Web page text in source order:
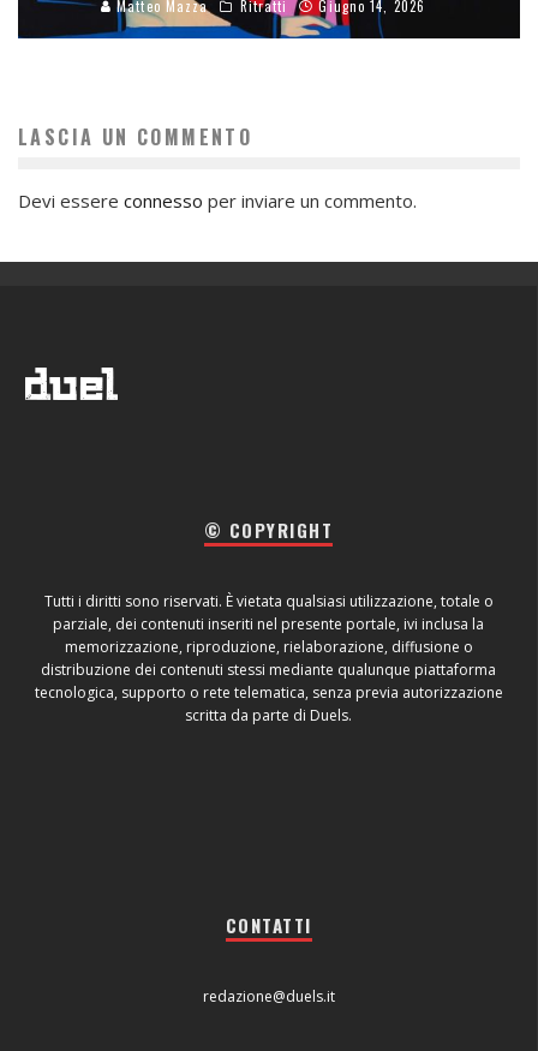
Matteo Mazza Ritratti Giugno 14, 2026
LASCIA UN COMMENTO
Devi essere connesso per inviare un commento.
© COPYRIGHT
Tutti i diritti sono riservati. È vietata qualsiasi utilizzazione, totale o
parziale, dei contenuti inseriti nel presente portale, ivi inclusa la
memorizzazione, riproduzione, rielaborazione, diffusione o
distribuzione dei contenuti stessi mediante qualunque piattaforma
tecnologica, supporto o rete telematica, senza previa autorizzazione
scritta da parte di Duels.
CONTATTI
redazione@duels.it